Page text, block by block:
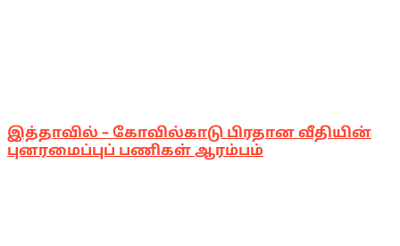
இத்தாவில் – கோவில்காடு பிரதான வீதியின்
புனரமைப்புப் பணிகள் ஆரம்பம்